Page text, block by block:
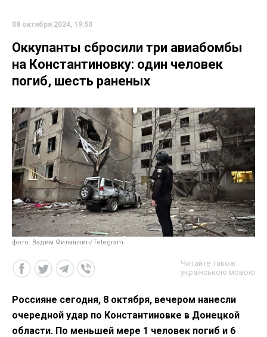
08 октября 2024, 19:50
Оккупанты сбросили три авиабомбы
на Константиновку: один человек
погиб, шесть раненых
фото: Вадим Филашкин/Telegram
Читайте також
українською мовою
Россияне сегодня, 8 октября, вечером нанесли
очередной удар по Константиновке в Донецкой
области. По меньшей мере 1 человек погиб и 6